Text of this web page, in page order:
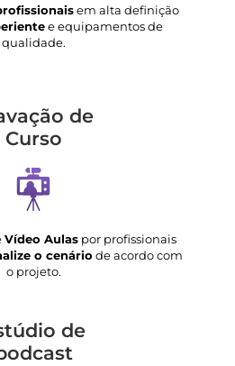
em alta definição
e equipamentos de
qualidade.
de
Curso
Vídeo Aulas por profissionais
o cenário de acordo com
o projeto.
de